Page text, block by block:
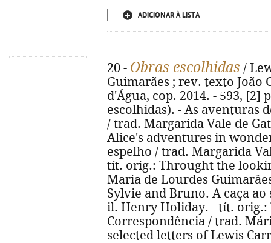
ADICIONAR À LISTA
20 - Obras escolhidas /
Guimarães ; rev. texto João
d'Água, cop. 2014. - 593, [2]
escolhidas). - As aventuras
/ trad. Margarida Vale de
Alice's adventures in
espelho / trad. Margarida
tít. orig.: Throught the
Maria de Lourdes
Sylvie and Bruno. A caça
il. Henry Holiday. - tít.
Correspondência / trad.
selected letters of Lewis